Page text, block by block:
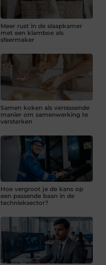
Meer rust in de slaapkamer
met een klamboe als
sfeermaker
Samen koken als verrassende
manier om samenwerking te
versterken
Hoe vergroot je de kans op
een passende baan in de
technieksector?